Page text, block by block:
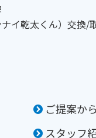
イ乾太くん）交換/
ご提案か
スタッフ